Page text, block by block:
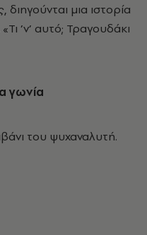
διηγούνται μια ιστορία
’ν’ αυτό; Τραγουδάκι
γωνία
του ψυχαναλυτή.